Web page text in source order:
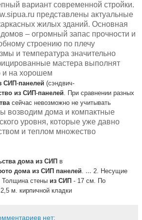
вариант современной стройки.
представлены актуальные
жилых зданий. Основная
– огромный запас прочности и
строению по плечу
и температура значительно
мастера выполнят
и на хорошем
СИП-панелей (сэндвич-
из СИП-панелей. При сравнении разных
сейчас невозможно не учитывать
возводим дома и компактные
уровня, которые уже давно
и теплом множество
дома из СИП в
дома из СИП панелей. ... 2. Несущие
Толщина стены из СИП - 17 см. По
м. кирпичной кладки
нет: